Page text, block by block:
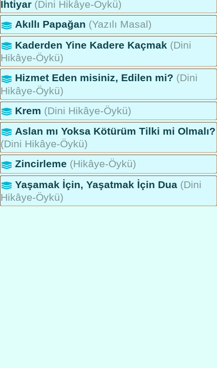
İhtiyar (Dini Hikâye-Öykü)
Akıllı Papağan (Yazılı Masal)
Kaderden Yine Kadere Kaçmak (Dini
Hikâye-Öykü)
Hizmet Eden misiniz, Edilen mi? (Dini
Hikâye-Öykü)
Krem (Dini Hikâye-Öykü)
Aslan mı Yoksa Kötürüm Tilki mi Olmalı?
(Dini Hikâye-Öykü)
Zincirleme (Hikâye-Öykü)
Yaşamak İçin, Yaşatmak İçin Dua (Dini
Hikâye-Öykü)